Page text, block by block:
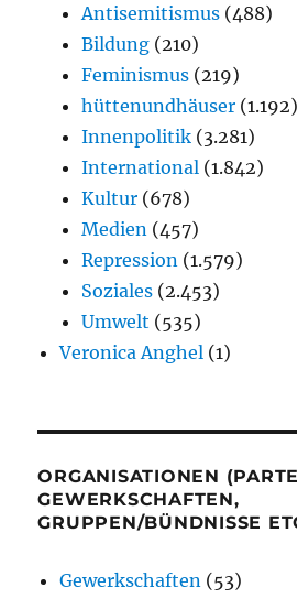
Antisemitismus (488)
Bildung (210)
Feminismus (219)
hüttenundhäuser (1.192)
Innenpolitik (3.281)
International (1.842)
Kultur (678)
Medien (457)
Repression (1.579)
Soziales (2.453)
Umwelt (535)
Veronica Anghel (1)
ORGANISATIONEN
GEWERKSCHAFTEN,
GRUPPEN/BÜNDNISSE
Gewerkschaften (53)